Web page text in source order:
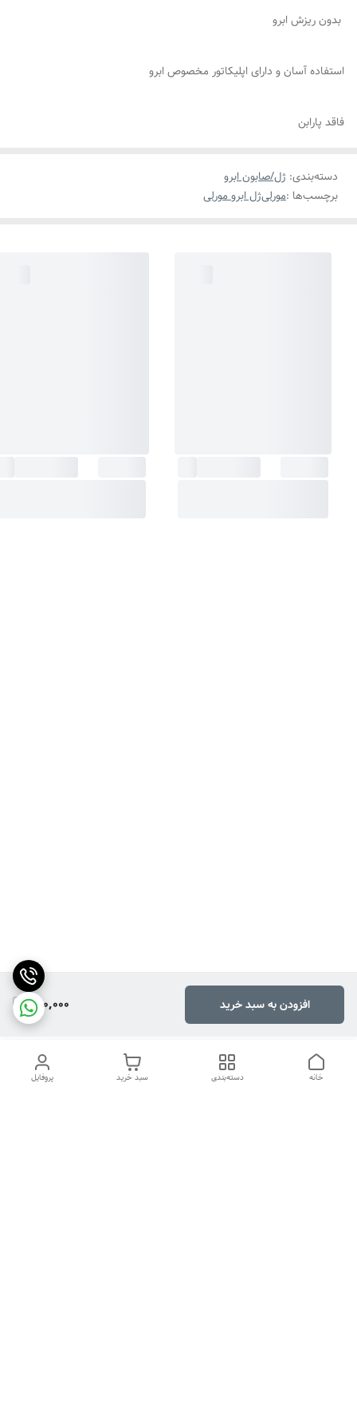
240,000 افزودن به سبد خرید
بدون ریزش ابرو
استفاده آسان و دارای اپلیکاتور مخصوص ابرو
فاقد پارابن
دسته‌بندی: ژل/صابون ابرو
برچسب‌ها :مورلیژل ابرو مورلی
پروفایل سبد خرید دسته‌بندی خانه